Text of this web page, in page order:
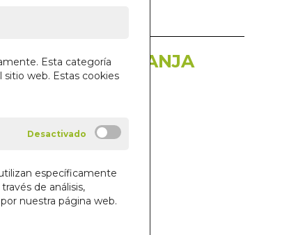
Esta categoría
sitio web. Estas cookies
específicamente
de análisis,
nuestra página web.
IMAGENES GRANJA
cesta